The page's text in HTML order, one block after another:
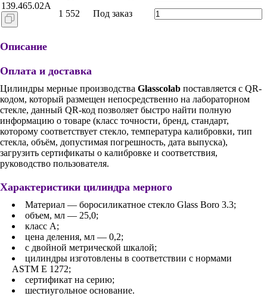
139.465.02A
1 552 Под заказ
Описание
Оплата и доставка
Цилиндры мерные производства Glasscolab поставляется с QR-
кодом, который размещен непосредственно на лабораторном
стекле, данный QR-код позволяет быстро найти полную
информацию о товаре (класс точности, бренд, стандарт,
которому соответствует стекло, температура калибровки, тип
стекла, объём, допустимая погрешность, дата выпуска),
загрузить сертификаты о калибровке и соответствия,
руководство пользователя.
Характеристики цилиндра мерного
Материал — боросиликатное стекло Glass Boro 3.3;
объем, мл — 25,0;
класс A;
цена деления, мл — 0,2;
с двойной метрической шкалой;
цилиндры изготовлены в соответствии с нормами
ASTM E 1272;
сертификат на серию;
шестиугольное основание.